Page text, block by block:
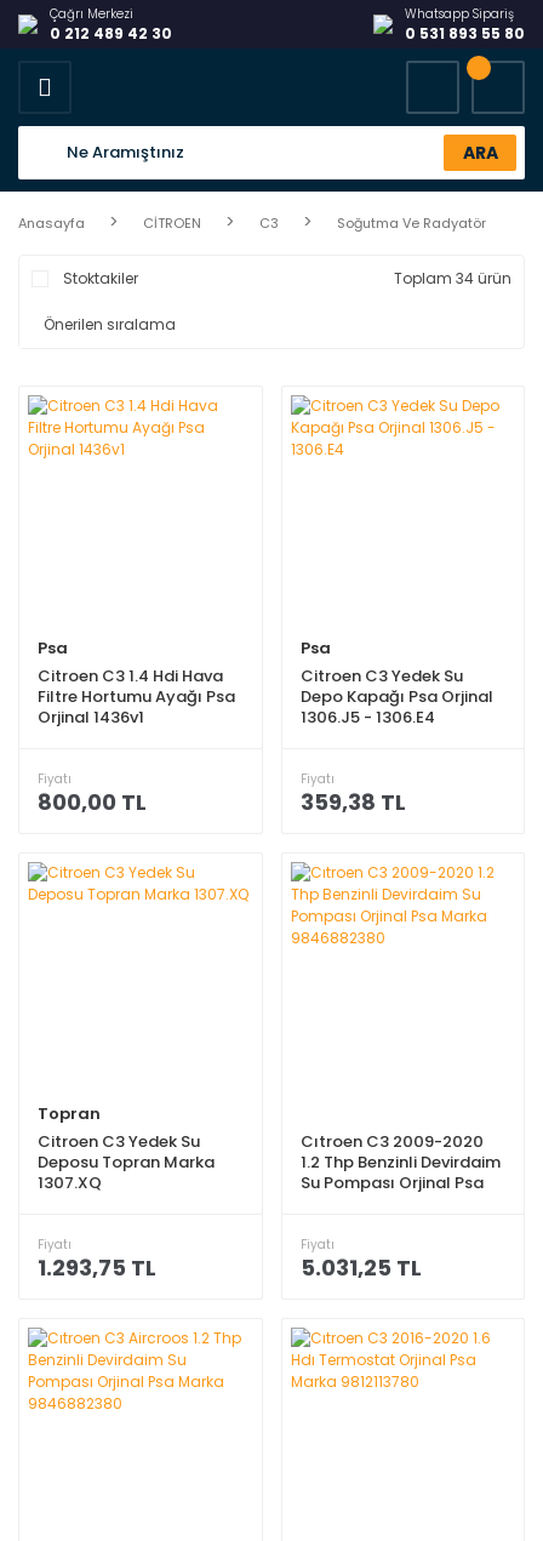
Çağrı Merkezi
0 212 489 42 30
Whatsapp Sipariş
0 531 893 55 80
ARA
Anasayfa CİTROEN C3 Soğutma Ve Radyatör
Stoktakiler Toplam 34 ürün
Psa
Citroen C3 1.4 Hdi Hava
Filtre Hortumu Ayağı Psa
Orjinal 1436v1
Fiyatı
800,00 TL
Psa
Citroen C3 Yedek Su
Depo Kapağı Psa Orjinal
1306.J5 - 1306.E4
Fiyatı
359,38 TL
Topran
Citroen C3 Yedek Su
Deposu Topran Marka
1307.XQ
Fiyatı
1.293,75 TL
Cıtroen C3 2009-2020
1.2 Thp Benzinli Devirdaim
Su Pompası Orjinal Psa
Fiyatı
5.031,25 TL